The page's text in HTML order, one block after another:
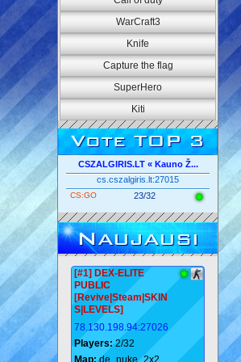
WarCraft3
Knife
Capture the flag
SuperHero
Kiti
Vote TOP 3
CSZALGIRIS.LT « Kauno Ž...
cs.cszalgiris.lt:27015
CS:GO 23/32
Naujausi